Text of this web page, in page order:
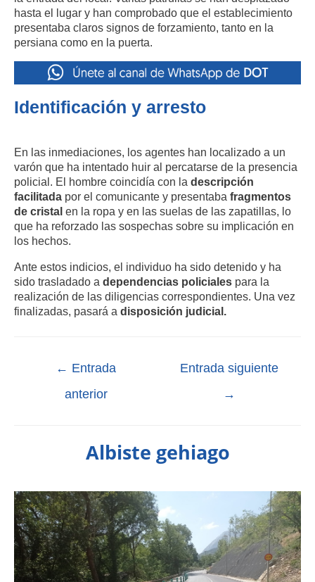
hasta el lugar y han comprobado que el establecimiento
presentaba claros signos de forzamiento, tanto en la
persiana como en la puerta.
Identificación y arresto
En las inmediaciones, los agentes han localizado a un
varón que ha intentado huir al percatarse de la presencia
policial. El hombre coincidía con la descripción
facilitada por el comunicante y presentaba fragmentos
de cristal en la ropa y en las suelas de las zapatillas, lo
que ha reforzado las sospechas sobre su implicación en
los hechos.
Ante estos indicios, el individuo ha sido detenido y ha
sido trasladado a dependencias policiales para la
realización de las diligencias correspondientes. Una vez
finalizadas, pasará a disposición judicial.
← Entrada
anterior
Entrada siguiente
→
Albiste gehiago